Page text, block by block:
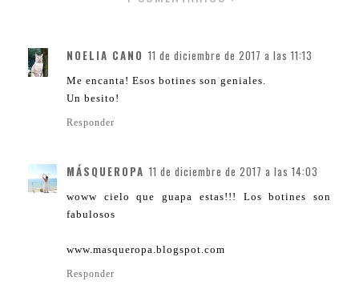
NOELIA CANO 11 de diciembre de 2017 a las 11:13
Me encanta! Esos botines son geniales.
Un besito!
Responder
MÁSQUEROPA 11 de diciembre de 2017 a las 14:03
woww cielo que guapa estas!!! Los botines son
fabulosos
www.masqueropa.blogspot.com
Responder